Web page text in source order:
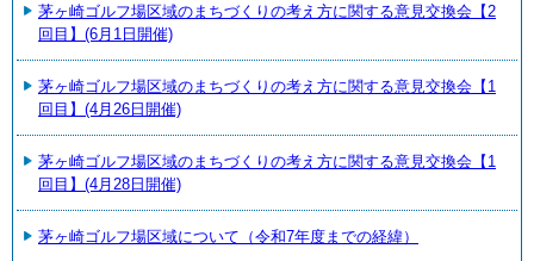
茅ヶ崎ゴルフ場区域のまちづくりの考え方に関する意見交換会【2
回目】(6月1日開催)
茅ヶ崎ゴルフ場区域のまちづくりの考え方に関する意見交換会【1
回目】(4月26日開催)
茅ヶ崎ゴルフ場区域のまちづくりの考え方に関する意見交換会【1
回目】(4月28日開催)
茅ヶ崎ゴルフ場区域について（令和7年度までの経緯）